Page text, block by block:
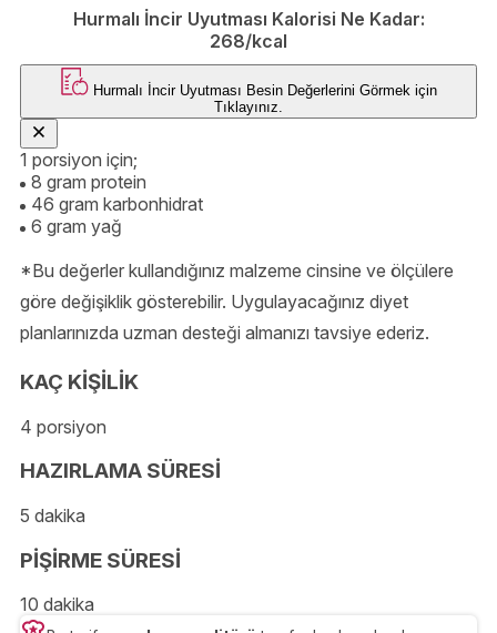
Hurmalı İncir Uyutması Kalorisi Ne Kadar:
268/kcal
Hurmalı İncir Uyutması
Besin Değerlerini Görmek için
Tıklayınız.
1 porsiyon için;
8 gram protein
46 gram karbonhidrat
6 gram yağ
*Bu değerler kullandığınız malzeme cinsine ve ölçülere
göre değişiklik gösterebilir. Uygulayacağınız diyet
planlarınızda uzman desteği almanızı tavsiye ederiz.
KAÇ KİŞİLİK
4 porsiyon
HAZIRLAMA SÜRESİ
5 dakika
PİŞİRME SÜRESİ
10 dakika